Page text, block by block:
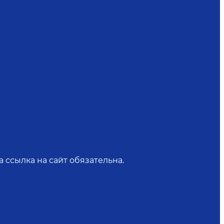
на сайт обязательна.